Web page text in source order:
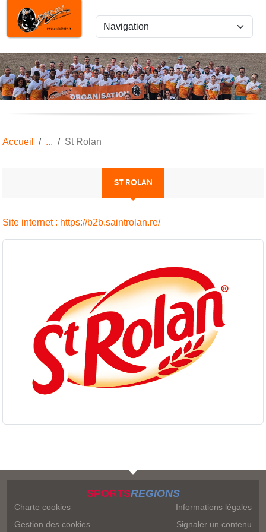
Accueil St Rolan
ST ROLAN
Site internet : https://b2b.saintrolan.re/
SPORTSREGIONS
Charte cookies
Gestion des cookies
Informations légales
Signaler un contenu
Panneau de gestion des cookies